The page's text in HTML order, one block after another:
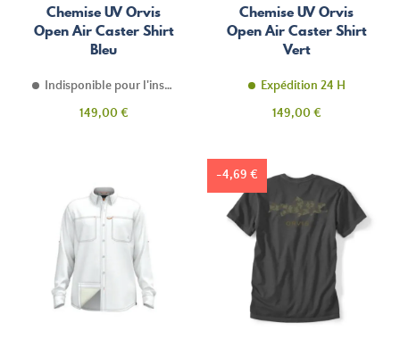
Chemise UV Orvis
Open Air Caster Shirt
Bleu
Indisponible pour l'instant
Prix
149,00 €
Chemise UV Orvis
Open Air Caster Shirt
Vert
Expédition 24 H
Prix
149,00 €
-4,69 €